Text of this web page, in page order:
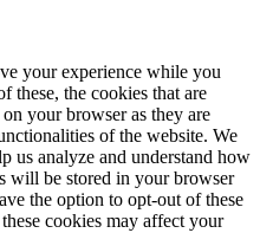
your experience while you
these, the cookies that are
your browser as they are
of the website. We
us analyze and understand how
will be stored in your browser
the option to opt-out of these
cookies may affect your